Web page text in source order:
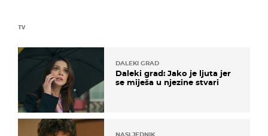
TV
DALEKI GRAD
Daleki grad: Jako je ljuta jer
se miješa u njezine stvari